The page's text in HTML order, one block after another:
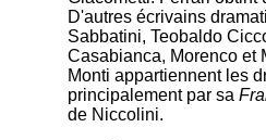
D'autres écrivains
Sabbatini, Teobaldo
Casabianca, Morenco et
Monti appartiennent les
principalement par sa
de Niccolini.